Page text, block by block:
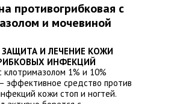
1% и 10%
эффективное средство против
кожи стоп и ногтей.
противогрибковая с
и мочевиной
И ЛЕЧЕНИЕ КОЖИ
ИНФЕКЦИЙ